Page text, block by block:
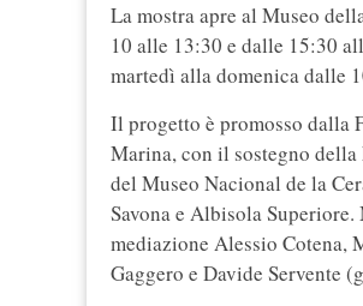
La mostra apre al Museo
10 alle 13:30 e dalle 15:30
martedì alla domenica dalle
Il progetto è promosso dalla
Marina, con il sostegno
del Museo Nacional de la
Savona e Albisola
mediazione Alessio Cotena,
Gaggero e Davide Servente